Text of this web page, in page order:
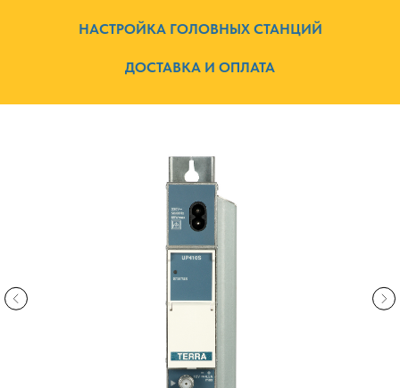
НАСТРОЙКА ГОЛОВНЫХ СТАНЦИЙ
ДОСТАВКА И ОПЛАТА